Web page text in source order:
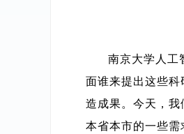
南京大学人工
面谁来提出这些
造成果。今天，
本省本市的一些